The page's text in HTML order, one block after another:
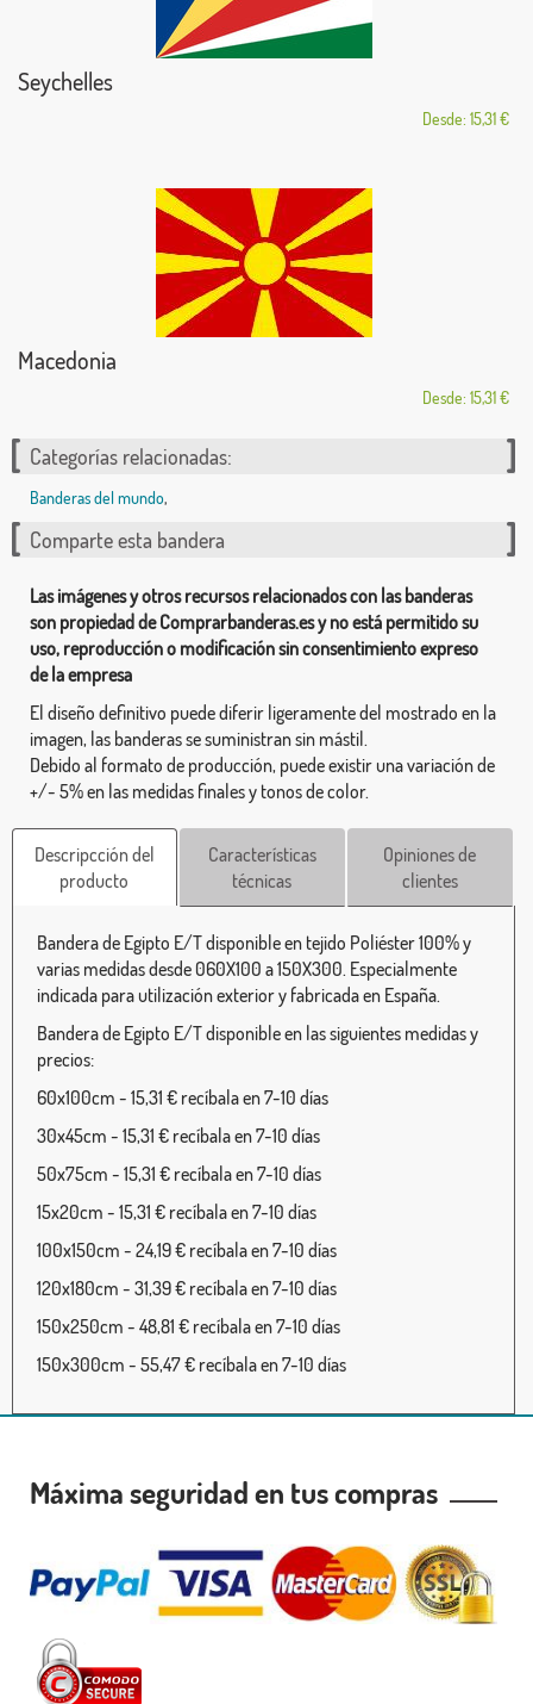
Seychelles
Desde: 15,31 €
Macedonia
Desde: 15,31 €
Categorías relacionadas:
Banderas del mundo,
Comparte esta bandera
Las imágenes y otros recursos relacionados con las banderas
son propiedad de Comprarbanderas.es y no está permitido su
uso, reproducción o modificación sin consentimiento expreso
de la empresa
El diseño definitivo puede diferir ligeramente del mostrado en la
imagen, las banderas se suministran sin mástil.
Debido al formato de producción, puede existir una variación de
+/- 5% en las medidas finales y tonos de color.
Descripcción del
producto
Características
técnicas
Opiniones de
clientes
Bandera de Egipto E/T disponible en tejido Poliéster 100% y
varias medidas desde 060X100 a 150X300. Especialmente
indicada para utilización exterior y fabricada en España.
Bandera de Egipto E/T disponible en las siguientes medidas y
precios:
60x100cm - 15,31 € recíbala en 7-10 días
30x45cm - 15,31 € recíbala en 7-10 días
50x75cm - 15,31 € recíbala en 7-10 días
15x20cm - 15,31 € recíbala en 7-10 días
100x150cm - 24,19 € recíbala en 7-10 días
120x180cm - 31,39 € recíbala en 7-10 días
150x250cm - 48,81 € recíbala en 7-10 días
150x300cm - 55,47 € recíbala en 7-10 días
Máxima seguridad en tus compras